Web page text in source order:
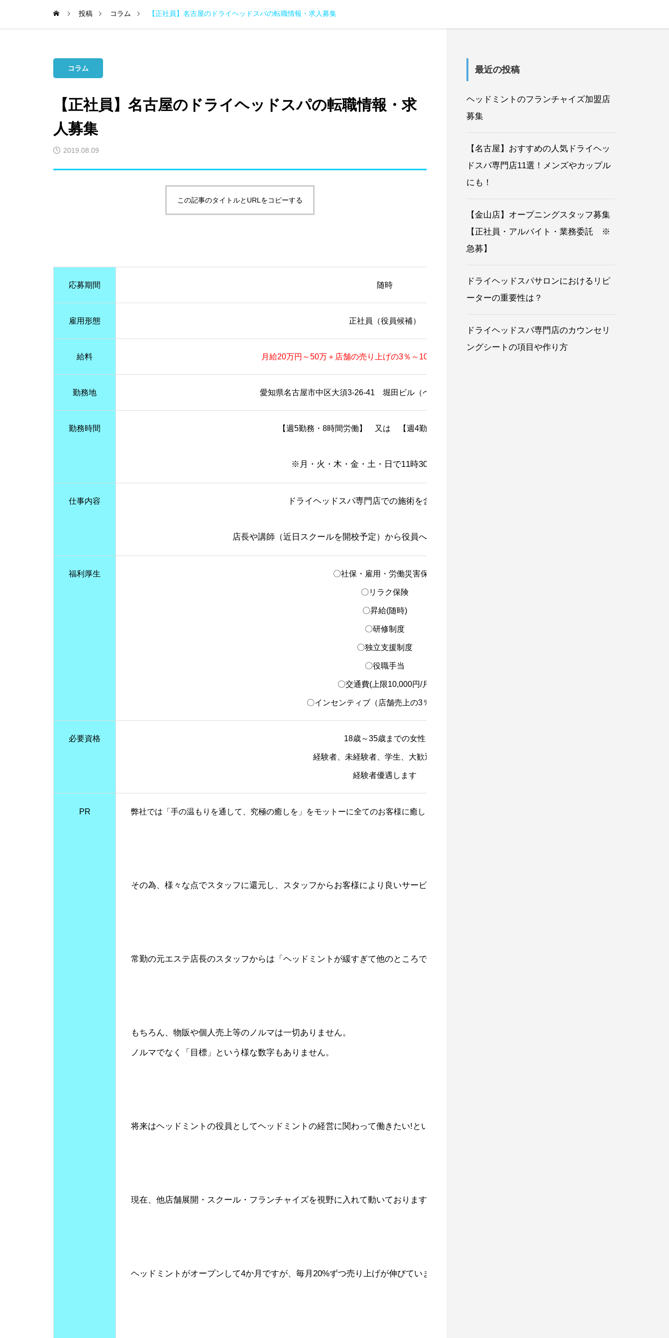
投稿 コラム 【正社員】名古屋のドライヘッドスパの転職情報・求人募集
コラム
【正社員】名古屋のドライヘッドスパの転職情報・求
人募集
2019.08.09
この記事のタイトルとURLをコピーする
応募期間 随時
雇用形態 正社員（役員候補）
給料 月給20万円～50万＋店舗の売り上げの3％～10％（最低保証23万円）
勤務地 愛知県名古屋市中区大須3-26-41 堀田ビル（ヘッドミント 大須店）
勤務時間 【週5勤務・8時間労働】 又は 【週4勤務・10時間労働】
※月・火・木・金・土・日で11時30分～23時の間
仕事内容 ドライヘッドスパ専門店での施術を含めた管理業務
店長や講師（近日スクールを開校予定）から役員への早期ステップが可能です。
福利厚生 〇社保・雇用・労働災害保険
〇リラク保険
〇昇給(随時)
〇研修制度
〇独立支援制度
〇役職手当
〇交通費(上限10,000円/月)
〇インセンティブ（店舗売上の3％～10％）
必要資格 18歳～35歳までの女性
経験者、未経験者、学生、大歓迎です。
経験者優遇します
PR 弊社では「手の温もりを通して、究極の癒しを」をモットーに全てのお客様に癒しをご提供することを目指しております。
その為、様々な点でスタッフに還元し、スタッフからお客様により良いサービスを還元させるという点を意識しております。
常勤の元エステ店長のスタッフからは「ヘッドミントが緩すぎて他のところで働けない」と言わせるぐらいには、厳しくありません。
もちろん、物販や個人売上等のノルマは一切ありません。
ノルマでなく「目標」という様な数字もありません。
将来はヘッドミントの役員としてヘッドミントの経営に関わって働きたい!という熱意がある方を急募しております。
現在、他店舗展開・スクール・フランチャイズを視野に入れて動いておりますので、必然的に管理するスタッフが足りてません。
ヘッドミントがオープンして4か月ですが、毎月20%ずつ売り上げが伸びていますので、ポストは空いております。
最近の投稿
ヘッドミントのフランチャイズ加盟店
募集
【名古屋】おすすめの人気ドライヘッ
ドスパ専門店11選！メンズやカップル
にも！
【金山店】オープニングスタッフ募集
【正社員・アルバイト・業務委託 ※
急募】
ドライヘッドスパサロンにおけるリピ
ーターの重要性は？
ドライヘッドスパ専門店のカウンセリ
ングシートの項目や作り方